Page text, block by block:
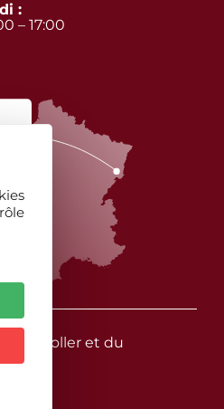
:
– 17:00
de la Doller et du